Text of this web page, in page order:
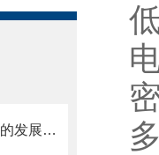
低温冷却液循环泵在能源领域的发展趋势